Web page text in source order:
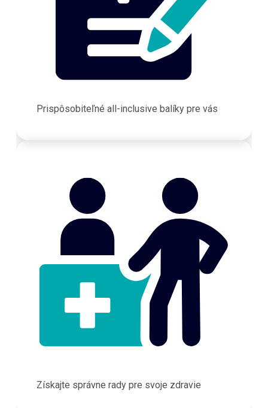
Prispôsobiteľné all-inclusive balíky pre vás
Získajte správne rady pre svoje zdravie